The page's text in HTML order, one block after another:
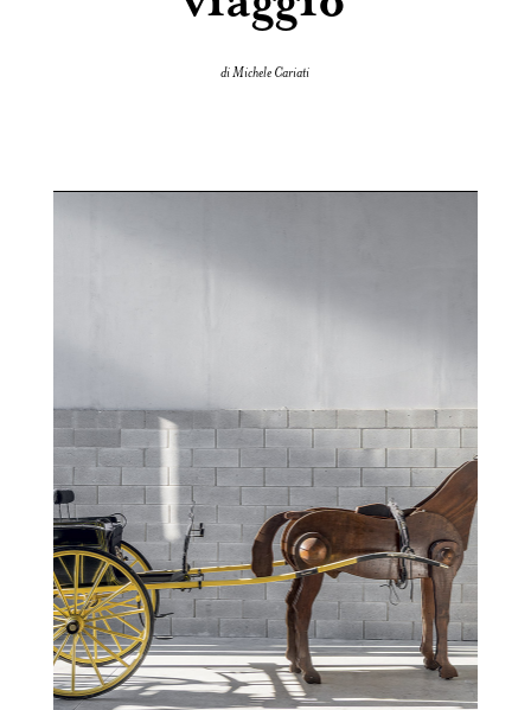
di Michele Cariati